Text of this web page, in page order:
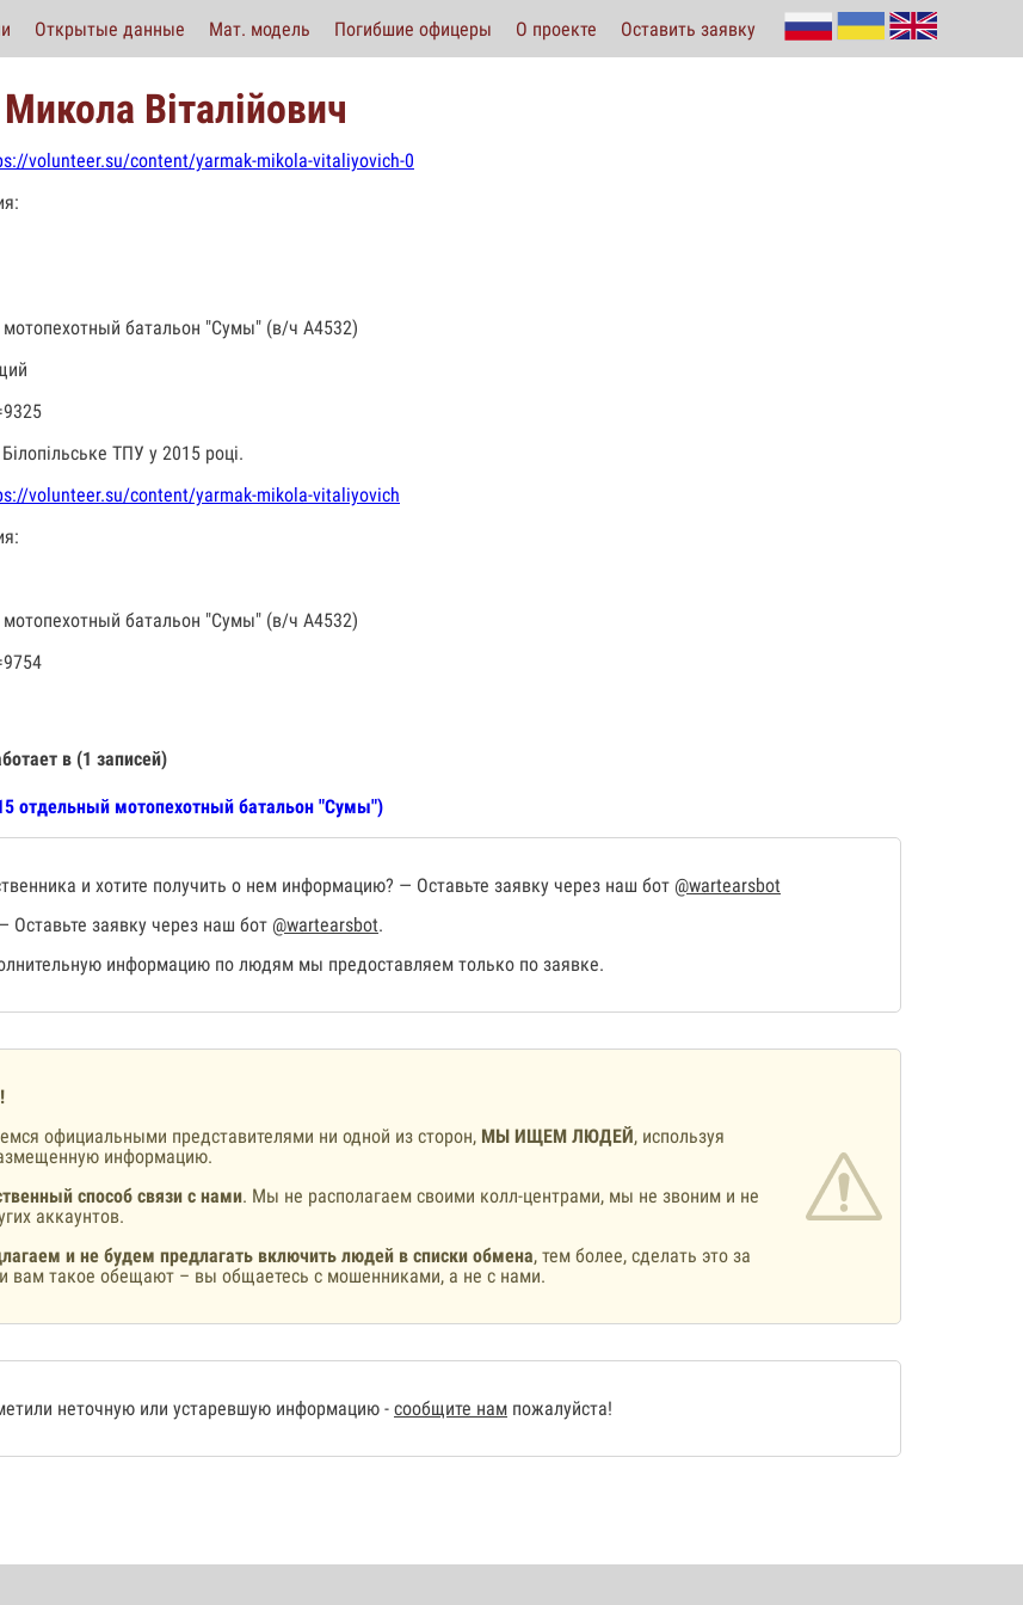
Открытые данные Мат. модель Погибшие офицеры О проекте Оставить заявку
Віталійович
volunteer.su/content/yarmak-mikola-vitaliyovich-0
батальон "Сумы" (в/ч А4532)
ТПУ у 2015 році.
volunteer.su/content/yarmak-mikola-vitaliyovich
батальон "Сумы" (в/ч А4532)
в (1 записей)
отдельный мотопехотный батальон "Сумы")
и хотите получить о нем информацию? — Оставьте заявку через наш бот @wartearsbot
Оставьте заявку через наш бот @wartearsbot.
информацию по людям мы предоставляем только по заявке.
официальными представителями ни одной из сторон, МЫ ИЩЕМ ЛЮДЕЙ, используя
информацию.
способ связи с нами. Мы не располагаем своими колл-центрами, мы не звоним и не
аккаунтов.
и не будем предлагать включить людей в списки обмена, тем более, сделать это за
вам такое обещают – вы общаетесь с мошенниками, а не с нами.
неточную или устаревшую информацию - сообщите нам пожалуйста!